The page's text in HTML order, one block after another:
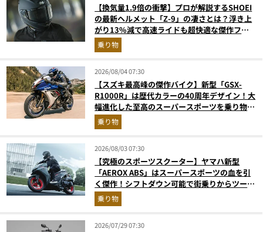
【換気量1.9倍の衝撃】プロが解説するSHOEI
の最新ヘルメット「Z-9」の凄さとは？浮き上
がり13%減で高速ライドも超快適な傑作フル
フェイス
乗り物
2026/08/04 07:30
【スズキ最高峰の傑作バイク】新型「GSX-
R1000R」は歴代カラーの40周年デザイン！大
幅進化した至高のスーパースポーツを乗り物ラ
イターが解説
乗り物
2026/08/03 07:30
【究極のスポーツスクーター】ヤマハ新型
「AEROX ABS」はスーパースポーツの血を引
く傑作！シフトダウン可能で街乗りからツーリ
ングまで最強
乗り物
2026/07/29 07:30